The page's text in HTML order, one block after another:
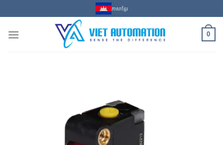
to
content
ភាសាខ្មែរ
0